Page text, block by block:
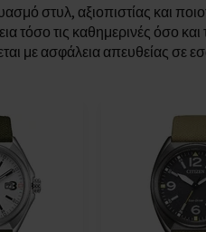
στυλ, αξιοπιστίας και
τις καθημερινές όσο και
με ασφάλεια απευθείας σε